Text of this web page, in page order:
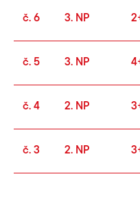
č. 6 3. NP
č. 5 3. NP
č. 4 2. NP
č. 3 2. NP